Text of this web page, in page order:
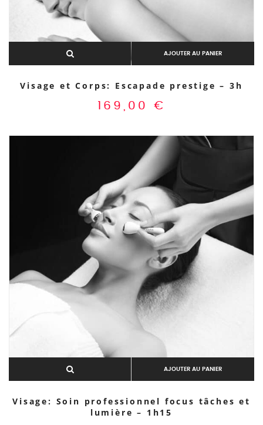
AJOUTER AU PANIER
Visage et Corps: Escapade prestige – 3h
169,00 €
AJOUTER AU PANIER
Visage: Soin professionnel focus tâches et
lumière – 1h15